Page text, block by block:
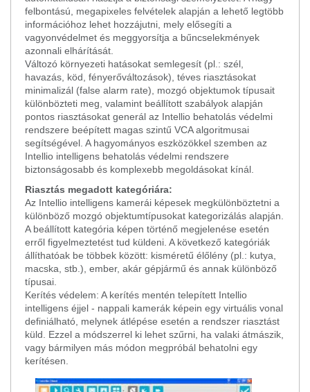
felbontású, megapixeles felvételek alapján a lehető legtöbb
információhoz lehet hozzájutni, mely elősegíti a
vagyonvédelmet és meggyorsítja a bűncselekmények
azonnali elhárítását.
Változó környezeti hatásokat semlegesít (pl.: szél,
havazás, köd, fényerőváltozások), téves riasztásokat
minimalizál (false alarm rate), mozgó objektumok típusait
különbözteti meg, valamint beállított szabályok alapján
pontos riasztásokat generál az Intellio behatolás védelmi
rendszere beépített magas szintű VCA algoritmusai
segítségével. A hagyományos eszközökkel szemben az
Intellio intelligens behatolás védelmi rendszere
biztonságosabb és komplexebb megoldásokat kínál.
Riasztás megadott kategóriára:
Az Intellio intelligens kamerái képesek megkülönböztetni a
különböző mozgó objektumtípusokat kategorizálás alapján.
A beállított kategória képen történő megjelenése esetén
erről figyelmeztetést tud küldeni. A következő kategóriák
állíthatóak be többek között: kisméretű élőlény (pl.: kutya,
macska, stb.), ember, akár gépjármű és annak különböző
típusai.
Kerítés védelem: A kerítés mentén telepített Intellio
intelligens éjjel - nappali kamerák képein egy virtuális vonal
definiálható, melynek átlépése esetén a rendszer riasztást
küld. Ezzel a módszerrel ki lehet szűrni, ha valaki átmászik,
vagy bármilyen más módon megpróbál behatolni egy
kerítésen.